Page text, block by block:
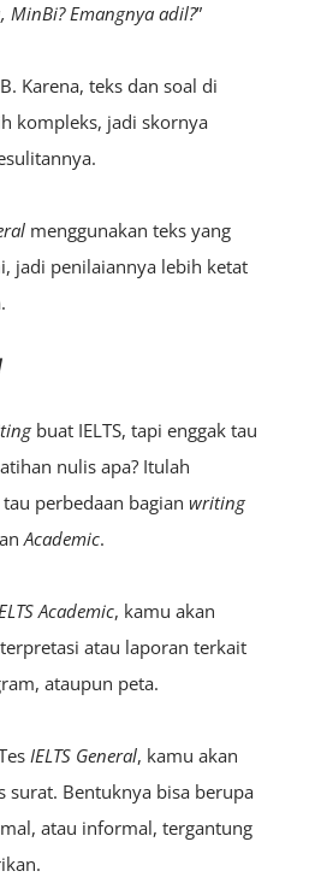
MinBi? Emangnya adil?”
Karena, teks dan soal di
kompleks, jadi skornya
menggunakan teks yang
jadi penilaiannya lebih ketat
buat IELTS, tapi enggak tau
nulis apa? Itulah
perbedaan bagian writing
Academic.
Academic, kamu akan
atau laporan terkait
ataupun peta.
IELTS General, kamu akan
Bentuknya bisa berupa
atau informal, tergantung